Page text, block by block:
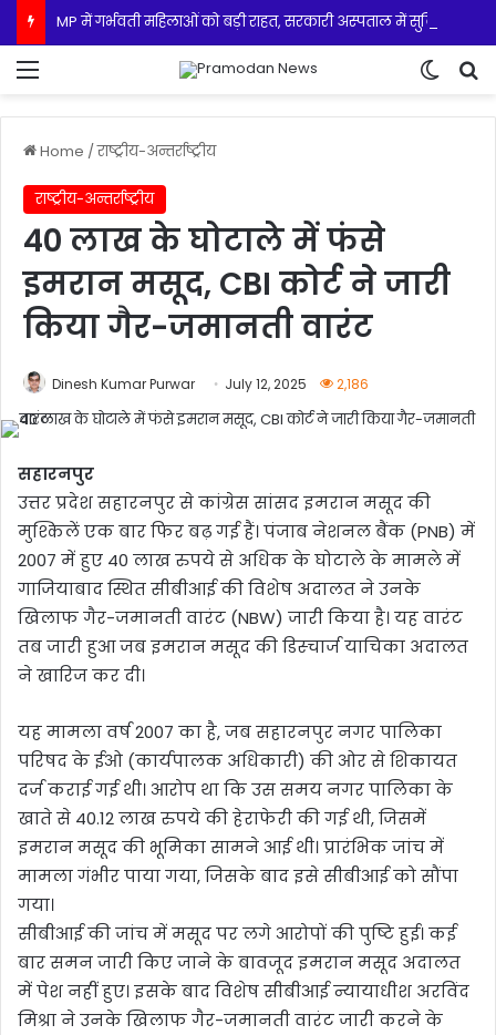
Home /राष्ट्रीय-अन्तर्राष्ट्रीय
राष्ट्रीय-अन्तर्राष्ट्रीय
40 लाख के घोटाले में फंसे
इमरान मसूद, CBI कोर्ट ने जारी
किया गैर-जमानती वारंट
Dinesh Kumar Purwar July 12, 2025 2,186
सहारनपुर
उत्तर प्रदेश सहारनपुर से कांग्रेस सांसद इमरान मसूद की
मुश्किलें एक बार फिर बढ़ गई हैं। पंजाब नेशनल बैंक (PNB) में
2007 में हुए 40 लाख रुपये से अधिक के घोटाले के मामले में
गाजियाबाद स्थित सीबीआई की विशेष अदालत ने उनके
खिलाफ गैर-जमानती वारंट (NBW) जारी किया है। यह वारंट
तब जारी हुआ जब इमरान मसूद की डिस्चार्ज याचिका अदालत
ने खारिज कर दी।
यह मामला वर्ष 2007 का है, जब सहारनपुर नगर पालिका
परिषद के ईओ (कार्यपालक अधिकारी) की ओर से शिकायत
दर्ज कराई गई थी। आरोप था कि उस समय नगर पालिका के
खाते से 40.12 लाख रुपये की हेराफेरी की गई थी, जिसमें
इमरान मसूद की भूमिका सामने आई थी। प्रारंभिक जांच में
मामला गंभीर पाया गया, जिसके बाद इसे सीबीआई को सौंपा
गया।
सीबीआई की जांच में मसूद पर लगे आरोपों की पुष्टि हुई। कई
बार समन जारी किए जाने के बावजूद इमरान मसूद अदालत
में पेश नहीं हुए। इसके बाद विशेष सीबीआई न्यायाधीश अरविंद
मिश्रा ने उनके खिलाफ गैर-जमानती वारंट जारी करने के